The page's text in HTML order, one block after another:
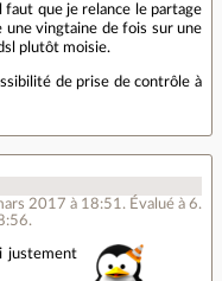
que je relance le partage
une vingtaine de fois sur une
plutôt moisie.
de prise de contrôle à
2017 à 18:51 . Évalué à 6.
justement